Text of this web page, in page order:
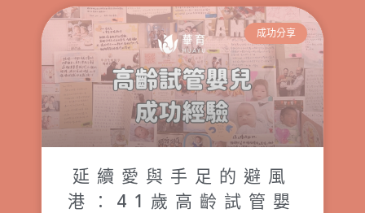
成功分享
延續愛與手足的避風
港：41歲高齡試管嬰